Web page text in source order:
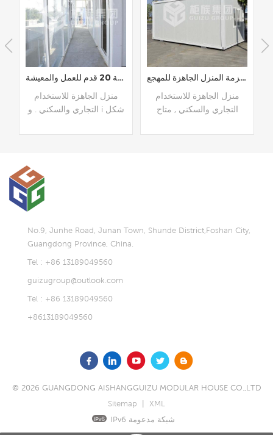
منزل الجاهزة للاستخدام
التجاري والسكني , متاح
منزل الجاهزة للاستخدام
التجاري والسكني , متاح
No.9, Junhe Road, Junan Town, Shunde District,Foshan City,
Guangdong Province, China.
Tel : +86 13189049560
guizugroup@outlook.com
Tel : +86 13189049560
+8613189049560
© 2026 GUANGDONG AISHANGGUIZU MODULAR HOUSE CO.,LTD
Sitemap
XML
IPv6 شبكة مدعومة